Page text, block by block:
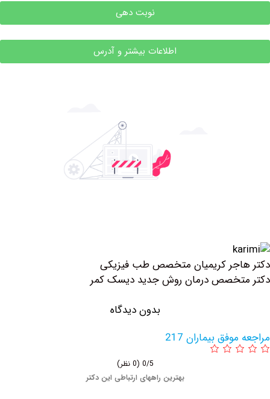
نوبت دهی
اطلاعات بیشتر و آدرس
کریمیان متخصص طب فیزیکی
درمان روش جدید دیسک کمر
بدون دیدگاه
بیماران 217
بهترین راههای ارتباطی این دکتر